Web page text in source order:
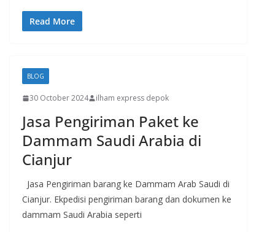
Read More
BLOG
30 October 2024 ilham express depok
Jasa Pengiriman Paket ke
Dammam Saudi Arabia di
Cianjur
Jasa Pengiriman barang ke Dammam Arab Saudi di
Cianjur. Ekpedisi pengiriman barang dan dokumen ke
dammam Saudi Arabia seperti